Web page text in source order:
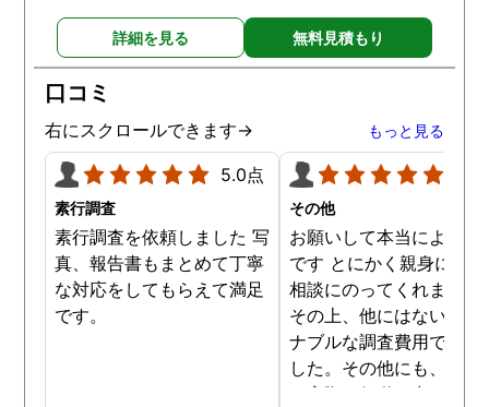
る探偵事務所さんだと、あ
らためて思いました。 事務
所の皆様にお世話になった
ので、クチコミの方書かせ
ていただきます。ありがと
うございました。
詳細を見る 無料見積もり
口コミ
右にスクロールできます→ もっと見る
5.0点
素行調査
素行調査を依頼しました 写
真、報告書もまとめて丁寧
な対応をしてもらえて満足
です。
その他
お願いして本当によかっ
です とにかく親身にな
相談にのってくれました
その上、他にはないリー
ナブルな調査費用で済み
した。その他にも、相談
ら実際に行動に出て頂い